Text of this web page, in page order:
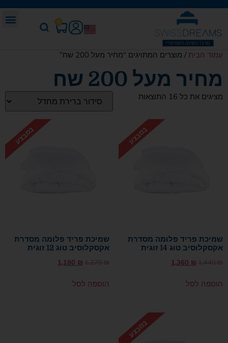
0
עמוד הבית / מוצרים המתויגים “מחיר מעל 200 שח”
מחיר מעל 200 שח
מציגים את כל ⁦16⁩ התוצאות
שמיכת פריד פלומה מסדרת
אקסקלוסיב טוג 14 זוגית
1,440₪
1,360 ₪
הוספה לסל
שמיכת פריד פלומה מסדרת
אקסקלוסיב טוג 12 זוגית
1,270₪
1,180 ₪
הוספה לסל